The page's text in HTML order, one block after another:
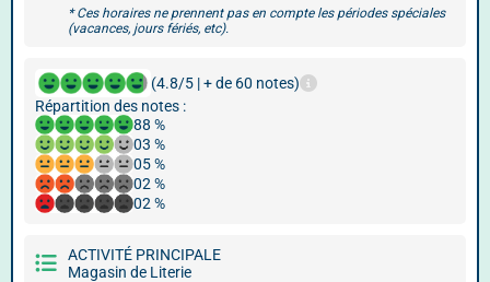
* Ces horaires ne prennent pas en compte les périodes spéciales
(vacances, jours fériés, etc).
(4.8/5 | + de 60 notes)
Répartition des notes :
88 %
03 %
05 %
02 %
02 %
ACTIVITÉ PRINCIPALE
Magasin de Literie